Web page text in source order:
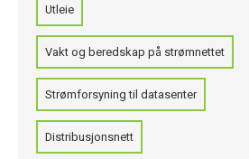
Utleie
Vakt og beredskap på strømnettet
Strømforsyning til datasenter
Distribusjonsnett